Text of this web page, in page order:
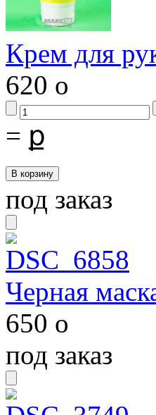
Крем для
620 o
= ք
под заказ
Черная
650 o
под заказ